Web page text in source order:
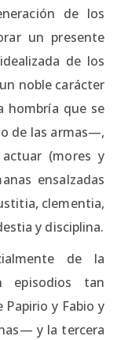
de los
un presente
de los
noble carácter
hombría que se
de las armas—,
(mores y
ensalzadas
clementia,
y disciplina.
de la
episodios tan
y Fabio y
y la tercera